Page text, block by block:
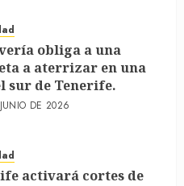
obliga a una
a aterrizar en una
sur de Tenerife.
DE 2026
activará cortes de